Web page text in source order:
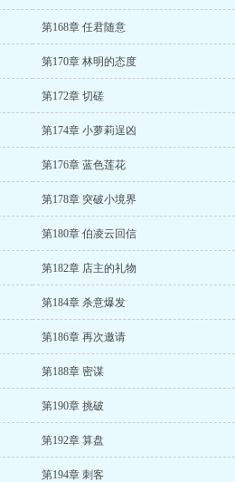
第168章 任君随意
第170章 林明的态度
第172章 切磋
第174章 小萝莉逞凶
第176章 蓝色莲花
第178章 突破小境界
第180章 伯凌云回信
第182章 店主的礼物
第184章 杀意爆发
第186章 再次邀请
第188章 密谋
第190章 挑破
第192章 算盘
第194章 刺客